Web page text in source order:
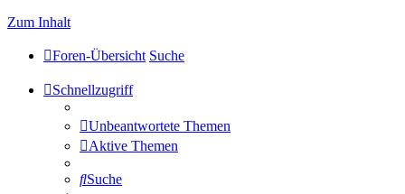
Zum Inhalt
Foren-Übersicht Suche
Schnellzugriff
Unbeantwortete Themen
Aktive Themen
Suche